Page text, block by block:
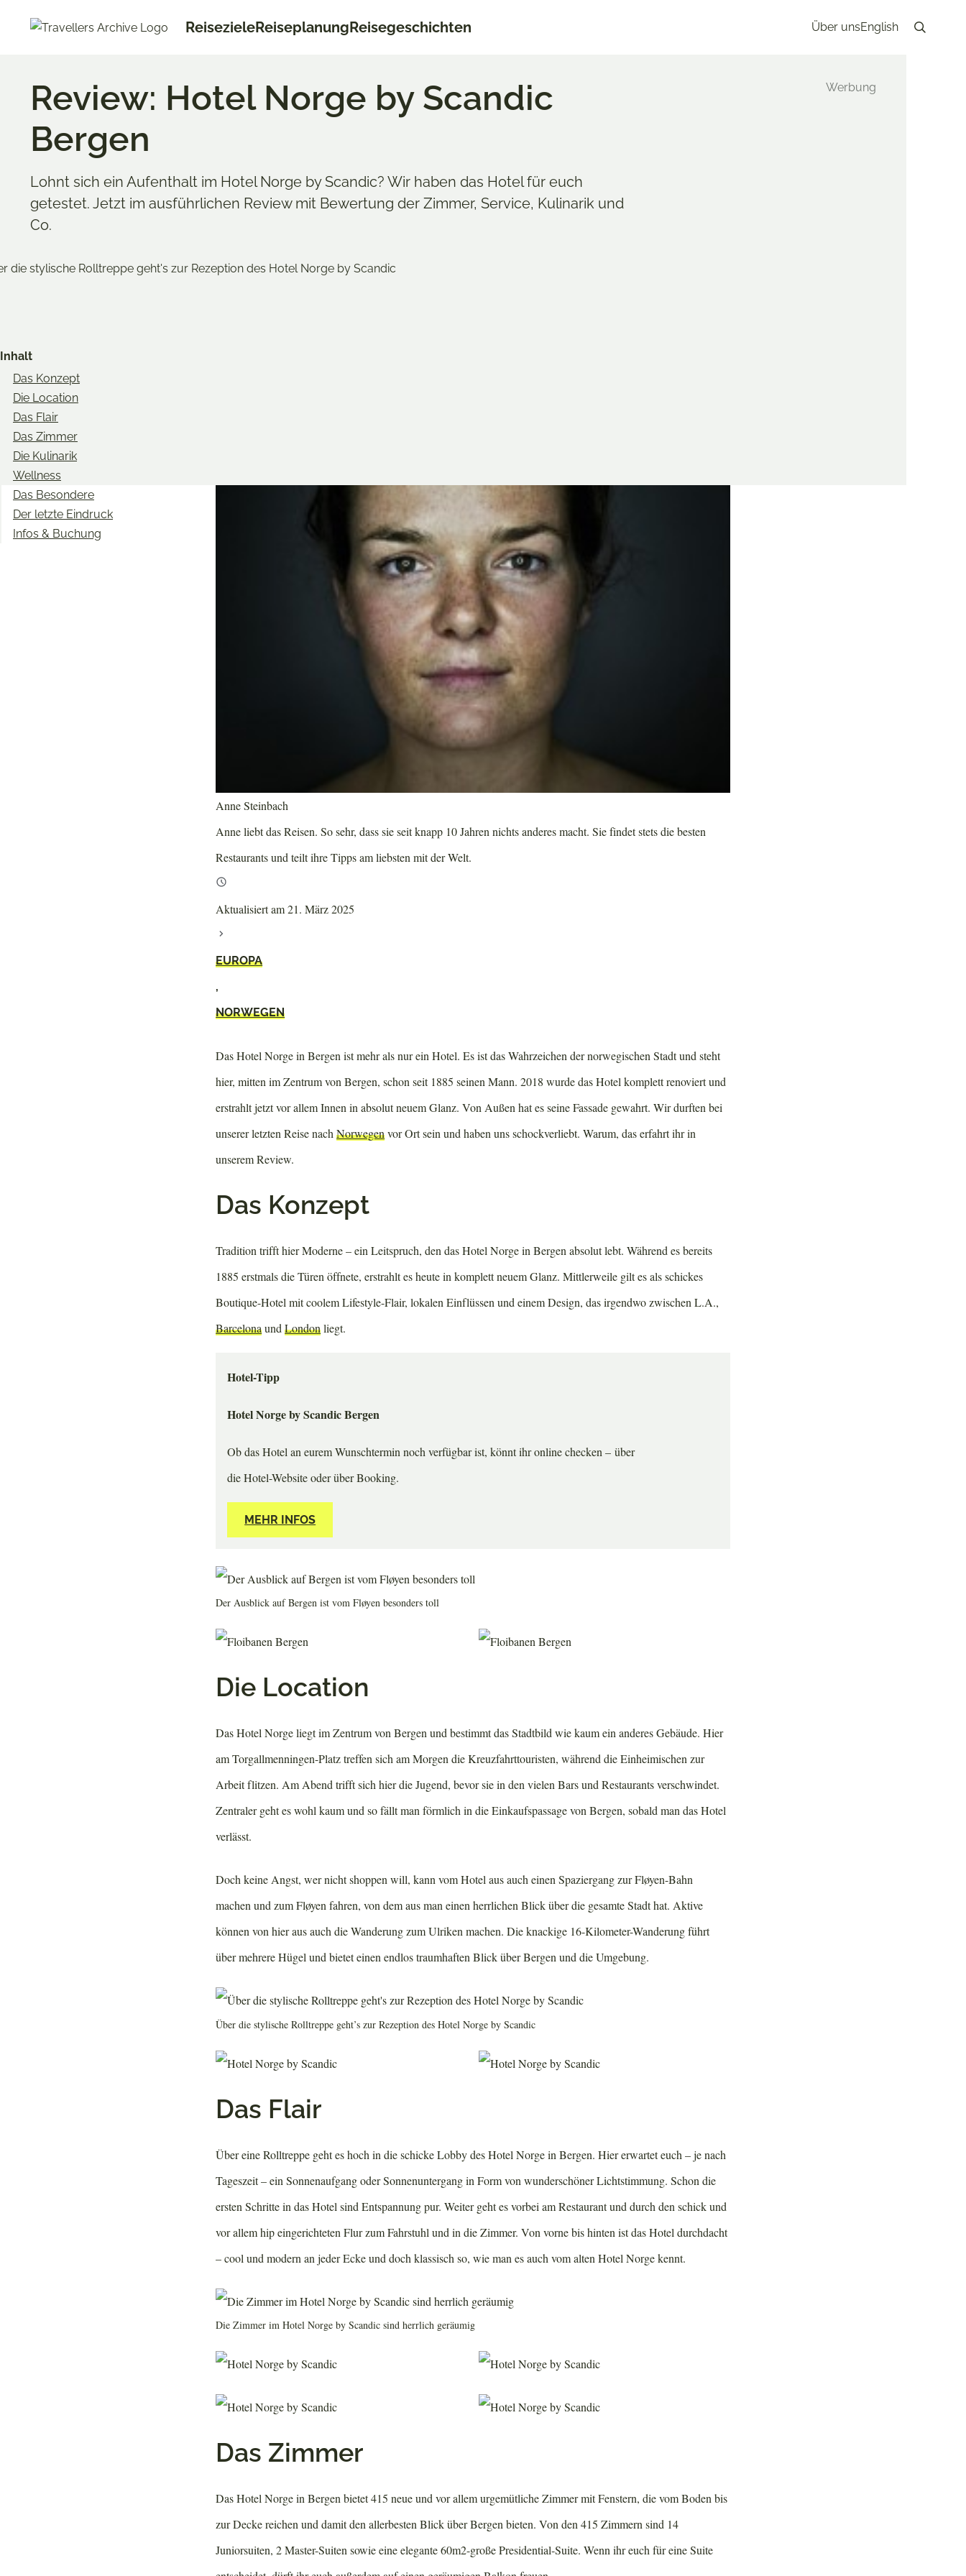
ReisezieleReiseplanungReisegeschichten Über unsEnglish Search
Review: Hotel Norge by Scandic
Bergen
Lohnt sich ein Aufenthalt im Hotel Norge by Scandic? Wir haben das Hotel für euch
getestet. Jetzt im ausführlichen Review mit Bewertung der Zimmer, Service, Kulinarik und
Co.
Twitter
Inhalt
Das Konzept
Die Location
Das Flair
Das Zimmer
Die Kulinarik
Wellness
Das Besondere
Der letzte Eindruck
Infos & Buchung
Anne Steinbach
Anne liebt das Reisen. So sehr, dass sie seit knapp 10 Jahren nichts anderes macht. Sie findet stets die besten
Restaurants und teilt ihre Tipps am liebsten mit der Welt.
Aktualisiert am 21. März 2025
EUROPA
,
NORWEGEN
Das Hotel Norge in Bergen ist mehr als nur ein Hotel. Es ist das Wahrzeichen der norwegischen Stadt und steht
hier, mitten im Zentrum von Bergen, schon seit 1885 seinen Mann. 2018 wurde das Hotel komplett renoviert und
erstrahlt jetzt vor allem Innen in absolut neuem Glanz. Von Außen hat es seine Fassade gewahrt. Wir durften bei
unserer letzten Reise nachNorwegenvor Ort sein und haben uns schockverliebt. Warum, das erfahrt ihr in
unserem Review.
Das Konzept
Tradition trifft hier Moderne – ein Leitspruch, den das Hotel Norge in Bergen absolut lebt. Während es bereits
1885 erstmals die Türen öffnete, erstrahlt es heute in komplett neuem Glanz. Mittlerweile gilt es als schickes
Boutique-Hotel mit coolem Lifestyle-Flair, lokalen Einflüssen und einem Design, das irgendwo zwischen L.A.,
BarcelonaundLondonliegt.
Hotel-Tipp
Hotel Norge by Scandic Bergen
Ob das Hotel an eurem Wunschtermin noch verfügbar ist, könnt ihr online checken – über
die Hotel-Website oder über Booking.
MEHR INFOS
Der Ausblick auf Bergen ist vom Fløyen besonders toll
Die Location
Das Hotel Norge liegt im Zentrum von Bergen und bestimmt das Stadtbild wie kaum ein anderes Gebäude. Hier
am Torgallmenningen-Platz treffen sich am Morgen die Kreuzfahrttouristen, während die Einheimischen zur
Arbeit flitzen. Am Abend trifft sich hier die Jugend, bevor sie in den vielen Bars und Restaurants verschwindet.
Zentraler geht es wohl kaum und so fällt man förmlich in die Einkaufspassage von Bergen, sobald man das Hotel
verlässt.
Doch keine Angst, wer nicht shoppen will, kann vom Hotel aus auch einen Spaziergang zur Fløyen-Bahn
machen und zum Fløyen fahren, von dem aus man einen herrlichen Blick über die gesamte Stadt hat. Aktive
können von hier aus auch die Wanderung zum Ulriken machen. Die knackige 16-Kilometer-Wanderung führt
über mehrere Hügel und bietet einen endlos traumhaften Blick über Bergen und die Umgebung.
Über die stylische Rolltreppe geht’s zur Rezeption des Hotel Norge by Scandic
Das Flair
Über eine Rolltreppe geht es hoch in die schicke Lobby des Hotel Norge in Bergen. Hier erwartet euch – je nach
Tageszeit – ein Sonnenaufgang oder Sonnenuntergang in Form von wunderschöner Lichtstimmung. Schon die
ersten Schritte in das Hotel sind Entspannung pur. Weiter geht es vorbei am Restaurant und durch den schick und
vor allem hip eingerichteten Flur zum Fahrstuhl und in die Zimmer. Von vorne bis hinten ist das Hotel durchdacht
– cool und modern an jeder Ecke und doch klassisch so, wie man es auch vom alten Hotel Norge kennt.
Die Zimmer im Hotel Norge by Scandic sind herrlich geräumig
Das Zimmer
Das Hotel Norge in Bergen bietet 415 neue und vor allem urgemütliche Zimmer mit Fenstern, die vom Boden bis
zur Decke reichen und damit den allerbesten Blick über Bergen bieten. Von den 415 Zimmern sind 14
Juniorsuiten, 2 Master-Suiten sowie eine elegante 60m2-große Presidential-Suite. Wenn ihr euch für eine Suite